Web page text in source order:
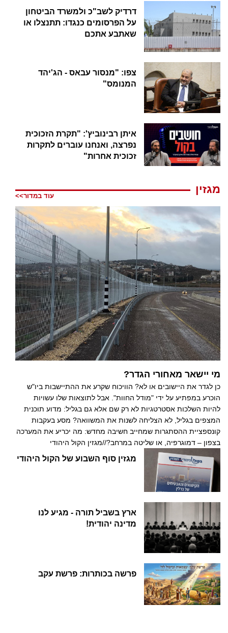
דרדיק לשב"כ ולמשרד הביטחון
על הפרסומים כנגדו: תתנצלו או
שאתבע אתכם
צפו: "מנסור עבאס - הג'יהד
המנומס"
איתן רבינוביץ': "תקרת הזכוכית
נפרצה, ואנחנו עוברים לתקרות
זכוכית אחרות"
מגזין
עוד במדור>>
מי יישאר מאחורי הגדר?
כן לגדר את היישובים או לא? הוויכוח שקרע את ההתיישבות ביו"ש
הוכרע במפתיע על ידי "מודל החוות". אבל לתוצאות שלו עשויות
להיות השלכות אסטרטגיות לא רק שם אלא גם בגליל: מדוע תוכנית
המצפים בגליל, לא הצליחה לשנות את המשוואה? מסע בעקבות
קונספציית ההסתגרות שמחייב חשיבה מחדש: מה יכריע את המערכה
בצפון – דמוגרפיה, או שליטה במרחב?//מגזין הקול היהודי
מגזין סוף השבוע של הקול היהודי
ארץ בשביל תורה - מגיע לנו
מדינה יהודית!
פרשה בכותרות: פרשת עקב